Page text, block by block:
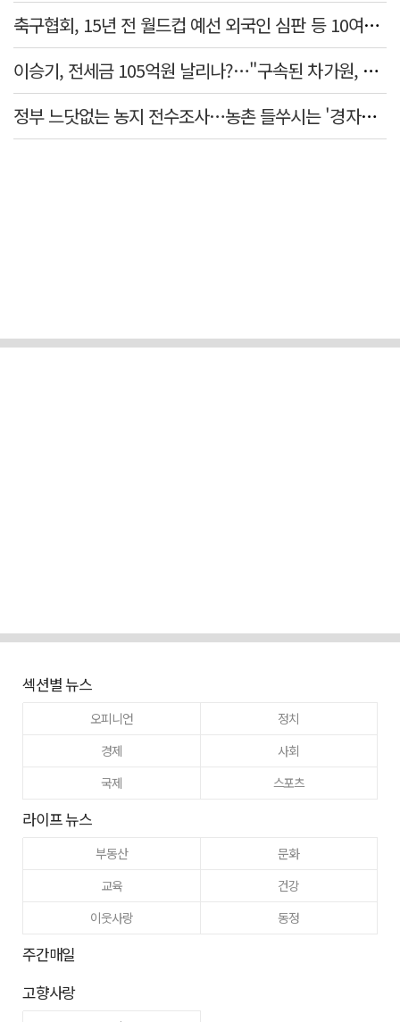
축구협회, 15년 전 월드컵 예선 외국인 심판 등 10여명에 '성 접대'
이승기, 전세금 105억원 날리나?…"구속된 차가원, 형사 범죄 영역"
정부 느닷없는 농지 전수조사…농촌 들쑤시는 '경자유전'의 칼날
섹션별 뉴스
오피니언
정치
경제
사회
국제
스포츠
라이프 뉴스
부동산
문화
교육
건강
이웃사랑
동정
주간매일
고향사랑